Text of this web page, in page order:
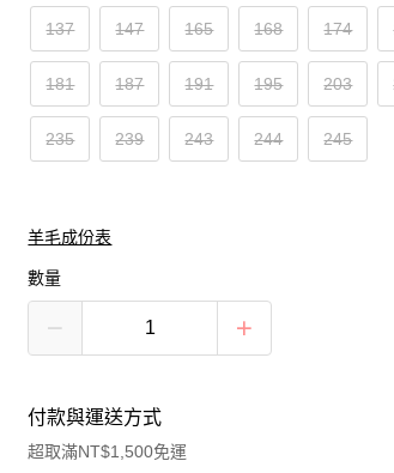
137 147 165 168 174
181 187 191 195 203
235 239 243 244 245
羊毛成份表
數量
付款與運送方式
超取滿NT$1,500免運